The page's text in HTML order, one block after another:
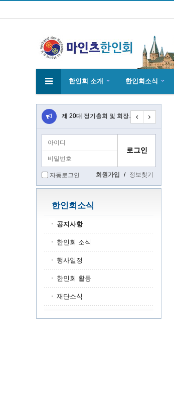
한인회 소개 한인회소식
4월27일 마인츠 한인 여성합창단10회 연주… 제 20대 정기총회 및 회장 선출 공문
자동로그인 회원가입 / 정보찾기
한인회소식
공지사항
한인회 소식
행사일정
한인회 활동
재단소식